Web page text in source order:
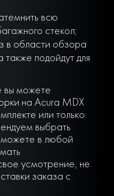
всю
стекол;
в области обзора
подойдут для
вы можете
на Acura MDX
или только
выбрать
в любой
усмотрение, не
заказа с